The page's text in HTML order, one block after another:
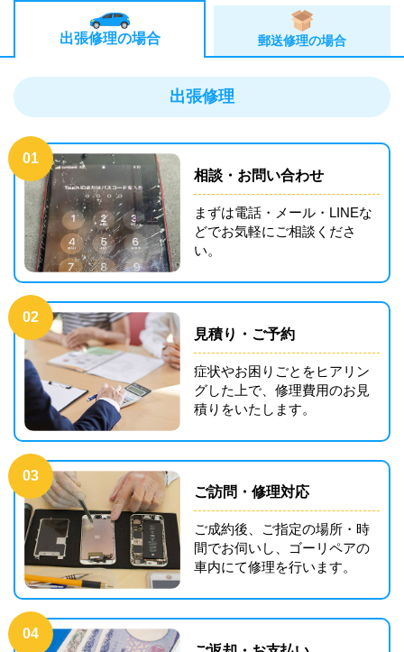
出張修理の場合 郵送修理の場合
出張修理
01
相談・お問い合わせ
まずは電話・メール・LINEな
どでお気軽にご相談くださ
い。
02
見積り・ご予約
症状やお困りごとをヒアリン
グした上で、修理費用のお見
積りをいたします。
03
ご訪問・修理対応
ご成約後、ご指定の場所・時
間でお伺いし、ゴーリペアの
車内にて修理を行います。
04